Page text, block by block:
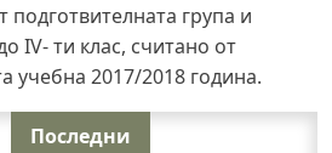
подготвителната група и
IV- ти клас, считано от
учебна 2017/2018 година.
Последни